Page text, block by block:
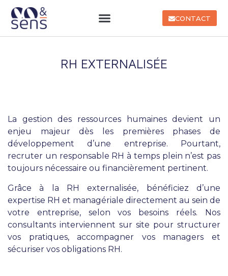
CONTACT
RH EXTERNALISÉE
La gestion des ressources humaines devient un
enjeu majeur dès les premières phases de
développement d’une entreprise. Pourtant,
recruter un responsable RH à temps plein n’est pas
toujours nécessaire ou financièrement pertinent.
Grâce à la RH externalisée, bénéficiez d’une
expertise RH et managériale directement au sein de
votre entreprise, selon vos besoins réels. Nos
consultants interviennent sur site pour structurer
vos pratiques, accompagner vos managers et
sécuriser vos obligations RH.